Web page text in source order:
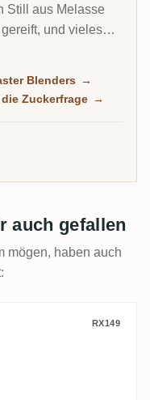
Still aus Melasse
und vieles
Blenders →
Zuckerfrage →
auch gefallen
mögen, haben auch
Jamaica
RX149